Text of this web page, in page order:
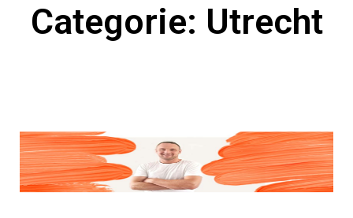
Categorie: Utrecht